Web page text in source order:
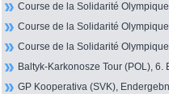
Course de la Solidarité
Course de la Solidarité
Course de la Solidarité
Baltyk-Karkonosze Tour (POL), 6.
GP Kooperativa (SVK),